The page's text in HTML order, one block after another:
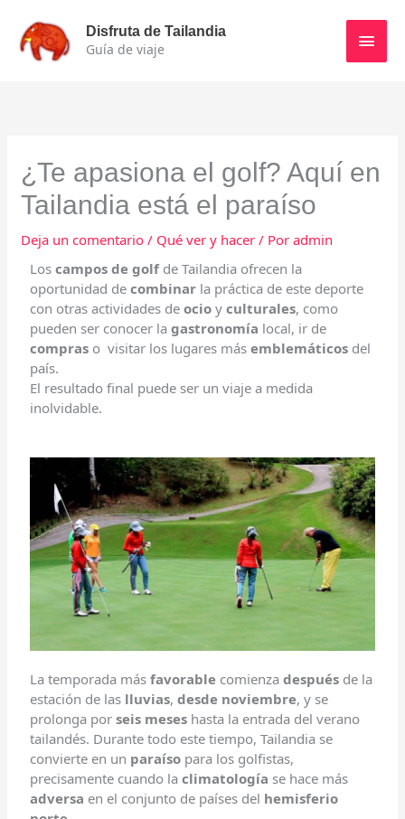
contenido
Disfruta de Tailandia
Guía de viaje
¿Te apasiona el golf? Aquí en
Tailandia está el paraíso
Deja un comentario / Qué ver y hacer / Poradmin
Loscampos de golfde Tailandia ofrecen la
oportunidad decombinar la práctica de este deporte
con otras actividades deocio yculturales, como
pueden ser conocer lagastronomía local, ir de
compras o visitar los lugares másemblemáticos del
país.
El resultado final puede ser un viaje a medida
inolvidable.
La temporada másfavorable comienzadespués de la
estación de las lluvias,desde noviembre, y se
prolonga porseis meses hasta la entrada del verano
tailandés. Durante todo este tiempo, Tailandia se
convierte en un paraíso para los golfistas,
precisamente cuando laclimatología se hace más
adversa en el conjunto de países del hemisferio